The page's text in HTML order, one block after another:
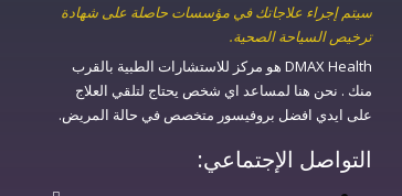
سيتم إجراء علاجاتك في مؤسسات حاصلة على شهادة
ترخيص السياحة الصحية.
DMAX Health هو مركز للاستشارات الطبية بالقرب
منك . نحن هنا لمساعد اي شخص يحتاج لتلقي العلاج
على ايدي افضل بروفيسور متخصص في حالة المريض.
التواصل الإجتماعي: